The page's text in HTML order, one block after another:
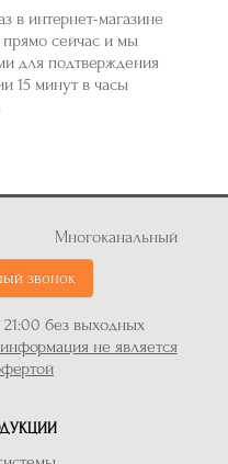
в интернет-магазине
сейчас и мы
для подтверждения
15 минут в часы
Многоканальный
звонок
без выходных
не является